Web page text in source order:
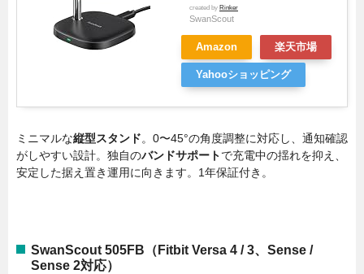
created by Rinker
SwanScout
Amazon 楽天市場
Yahooショッピング
ミニマルな縦型スタンド。0〜45°の角度調整に対応し、通知確認
がしやすい設計。独自のバンドサポートで充電中の揺れを抑え、
安定した据え置き運用に向きます。1年保証付き。
SwanScout 505FB（Fitbit Versa 4 / 3、Sense /
Sense 2対応）